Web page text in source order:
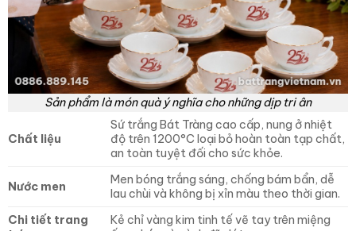
Sản phẩm là món quà ý nghĩa cho những dịp tri ân
Chất liệu
Sứ trắng Bát Tràng cao cấp, nung ở nhiệt
độ trên 1200°C loại bỏ hoàn toàn tạp chất,
an toàn tuyệt đối cho sức khỏe.
Nước men
Men bóng trắng sáng, chống bám bẩn, dễ
lau chùi và không bị xỉn màu theo thời gian.
Chi tiết trang
Kẻ chỉ vàng kim tinh tế vẽ tay trên miệng